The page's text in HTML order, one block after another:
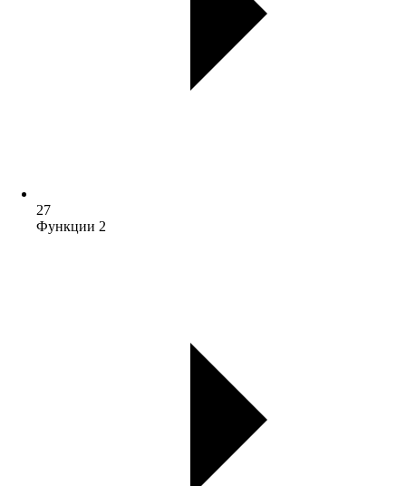
27
Функции 2